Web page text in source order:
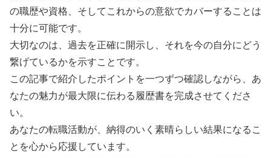
の職歴や資格、そしてこれからの意欲でカバーすることは
十分に可能です。
大切なのは、過去を正確に開示し、それを今の自分にどう
繋げているかを示すことです。
この記事で紹介したポイントを一つずつ確認しながら、あ
なたの魅力が最大限に伝わる履歴書を完成させてくださ
い。
あなたの転職活動が、納得のいく素晴らしい結果になるこ
とを心から応援しています。